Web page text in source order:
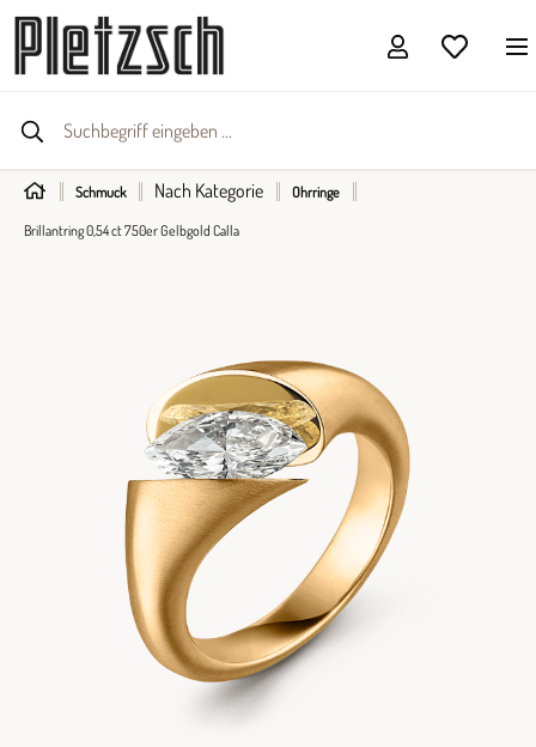
Schmuck Nach Kategorie Ohrringe
Brillantring 0,54 ct 750er Gelbgold Calla